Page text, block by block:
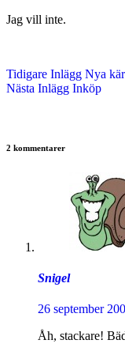
Jag vill inte.
Tidigare Inlägg Nya
Nästa Inlägg Inköp
2 kommentarer
Snigel
26 september
Åh, stackare!